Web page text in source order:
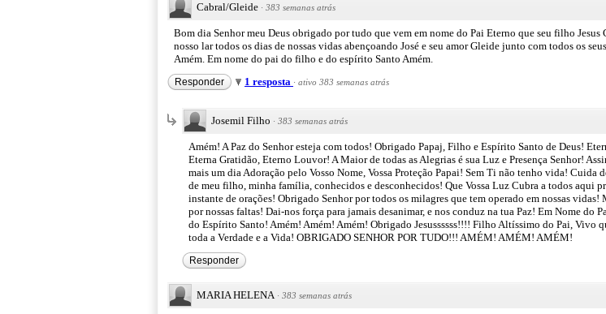
Cabral/Gleide · 383 semanas atrás
Bom dia Senhor meu Deus obrigado por tudo que vem em nome do Pai Eterno que seu filho Jesus
nosso lar todos os dias de nossas vidas abençoando José e seu amor Gleide junto com todos os
Amém. Em nome do pai do filho e do espírito Santo Amém.
Responder 1 resposta · ativo 383 semanas atrás
Josemil Filho · 383 semanas atrás
Amém! A Paz do Senhor esteja com todos! Obrigado Papaj, Filho e Espírito Santo de Deus!
Eterna Gratidão, Eterno Louvor! A Maior de todas as Alegrias é sua Luz e Presença Senhor!
mais um dia Adoração pelo Vosso Nome, Vossa Proteção Papai! Sem Ti não tenho vida! Cuida
de meu filho, minha família, conhecidos e desconhecidos! Que Vossa Luz Cubra a todos aqui
instante de orações! Obrigado Senhor por todos os milagres que tem operado em nossas vidas!
por nossas faltas! Dai-nos força para jamais desanimar, e nos conduz na tua Paz! Em Nome do
do Espírito Santo! Amém! Amém! Amém! Obrigado Jesussssss!!!! Filho Altíssimo do Pai, Vivo
toda a Verdade e a Vida! OBRIGADO SENHOR POR TUDO!!! AMÉM! AMÉM! AMÉM!
Responder
MARIA HELENA · 383 semanas atrás